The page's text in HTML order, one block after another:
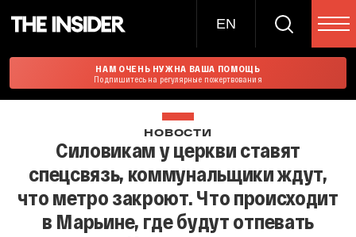
EN
НАМ ОЧЕНЬ НУЖНА ВАША ПОМОЩЬ
Подпишитесь на регулярные пожертвования
НОВОСТИ
Cиловикам у церкви ставят
спецсвязь, коммунальщики ждут,
что метро закроют. Что происходит
в Марьине, где будут отпевать